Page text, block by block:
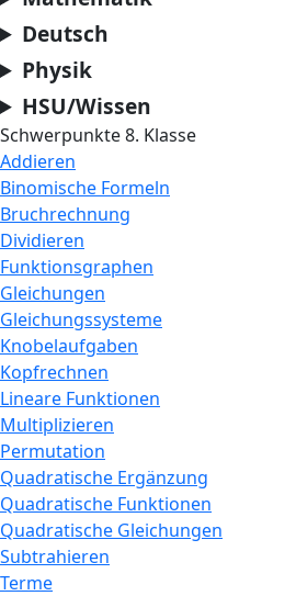
Deutsch
Physik
HSU/Wissen
Schwerpunkte 8. Klasse
Addieren
Binomische Formeln
Bruchrechnung
Dividieren
Funktionsgraphen
Gleichungen
Gleichungssysteme
Knobelaufgaben
Kopfrechnen
Lineare Funktionen
Multiplizieren
Permutation
Quadratische Ergänzung
Quadratische Funktionen
Quadratische Gleichungen
Subtrahieren
Terme